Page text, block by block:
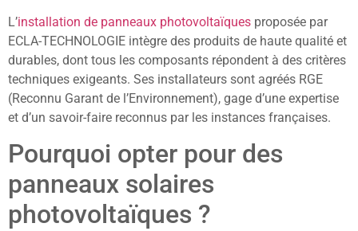
L’installation de panneaux photovoltaïques proposée par
ECLA-TECHNOLOGIE intègre des produits de haute qualité et
durables, dont tous les composants répondent à des critères
techniques exigeants. Ses installateurs sont agréés RGE
(Reconnu Garant de l’Environnement), gage d’une expertise
et d’un savoir-faire reconnus par les instances françaises.
Pourquoi opter pour des
panneaux solaires
photovoltaïques ?